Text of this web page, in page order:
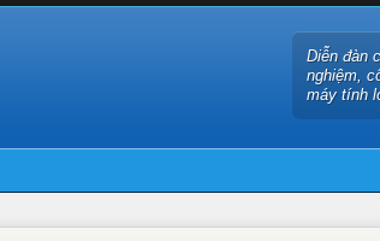
Diễn đàn
nghiệm,
máy tính